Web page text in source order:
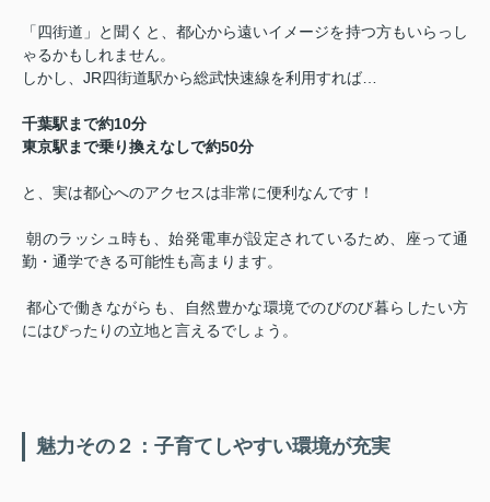
「四街道」と聞くと、都心から遠いイメージを持つ方もいらっし
ゃるかもしれません。
しかし、JR四街道駅から総武快速線を利用すれば…
千葉駅まで約10分
東京駅まで乗り換えなしで約50分
と、実は都心へのアクセスは非常に便利なんです！
朝のラッシュ時も、始発電車が設定されているため、座って通
勤・通学できる可能性も高まります。
都心で働きながらも、自然豊かな環境でのびのび暮らしたい方
にはぴったりの立地と言えるでしょう。
魅力その２：子育てしやすい環境が充実